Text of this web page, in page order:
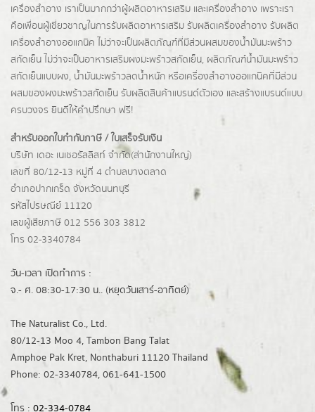
เครื่องสำอาง เราเป็นมากกว่าผู้ผลิตอาหารเสริม และเครื่องสำอาง เพราะเรา
คือเพื่อนผู้เชี่ยวชาญในการรับผลิตอาหารเสริม รับผลิตเครื่องสำอาง รับผลิต
เครื่องสำอางออแกนิค ไม่ว่าจะเป็นผลิตภัณฑ์ที่มีส่วนผสมของน้ำมันมะพร้าว
สกัดเย็น ไม่ว่าจะเป็นอาหารเสริมผงมะพร้าวสกัดเย็น, ผลิตภัณฑ์น้ำมันมะพร้าว
สกัดเย็นแบบผง, น้ำมันมะพร้าวลดน้ำหนัก หรือเครื่องสำอางออแกนิคที่มีส่วน
ผสมของผงมะพร้าวสกัดเย็น รับผลิตสินค้าแบรนด์ตัวเอง และสร้างแบรนด์แบบ
ครบวงจร ยินดีให้คำปรึกษา ฟรี!
สำหรับออกใบกำกับภาษี / ใบเสร็จรับเงิน
บริษัท เดอะ เนเชอรัลลิสท์ จำกัด(ส่านักงานใหญ่)
เลขที่ 80/12-13 หมู่ที่ 4 ตำบลบางตลาด
อำเภอปากเกร็ด จังหวัดนนทบุรี
รหัสไปรษณีย์ 11120
เลขผู้เสียภาษี 012 556 303 3812
โทร 02-3340784
วัน-เวลา เปิดทำการ :
จ.- ศ. 08:30-17:30 น.. (หยุดวันเสาร์-อาทิตย์)
The Naturalist Co., Ltd.
80/12-13 Moo 4, Tambon Bang Talat
Amphoe Pak Kret, Nonthaburi 11120 Thailand
Phone: 02-3340784, 061-641-1500
โทร : 02-334-0784